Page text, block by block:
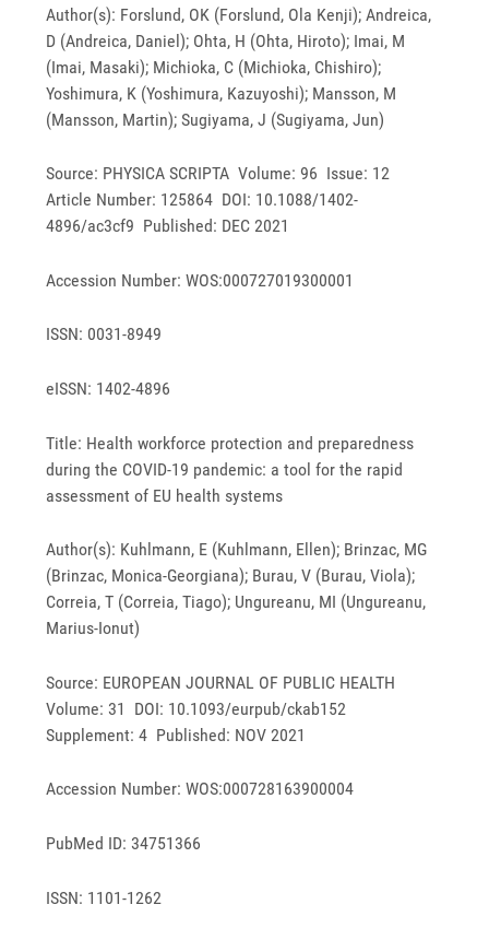
Author(s): Forslund, OK (Forslund, Ola Kenji); Andreica,
D (Andreica, Daniel); Ohta, H (Ohta, Hiroto); Imai, M
(Imai, Masaki); Michioka, C (Michioka, Chishiro);
Yoshimura, K (Yoshimura, Kazuyoshi); Mansson, M
(Mansson, Martin); Sugiyama, J (Sugiyama, Jun)
Source: PHYSICA SCRIPTA Volume: 96 Issue: 12
Article Number: 125864 DOI: 10.1088/1402-
4896/ac3cf9 Published: DEC 2021
Accession Number: WOS:000727019300001
ISSN: 0031-8949
eISSN: 1402-4896
Title: Health workforce protection and preparedness
during the COVID-19 pandemic: a tool for the rapid
assessment of EU health systems
Author(s): Kuhlmann, E (Kuhlmann, Ellen); Brinzac, MG
(Brinzac, Monica-Georgiana); Burau, V (Burau, Viola);
Correia, T (Correia, Tiago); Ungureanu, MI (Ungureanu,
Marius-Ionut)
Source: EUROPEAN JOURNAL OF PUBLIC HEALTH
Volume: 31 DOI: 10.1093/eurpub/ckab152
Supplement: 4 Published: NOV 2021
Accession Number: WOS:000728163900004
PubMed ID: 34751366
ISSN: 1101-1262